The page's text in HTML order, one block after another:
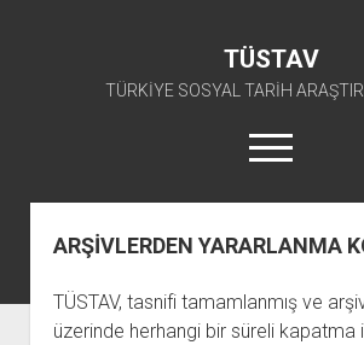
TÜSTAV
TÜRKİYE SOSYAL TARİH
menüyü
aç
twitterfacebook
E-ARŞİV
açılır
ARŞİVLERDEN YARARLANMA
TÜSTAV, tasnifi tamamlanmış ve
üzerinde herhangi bir süreli kapatma